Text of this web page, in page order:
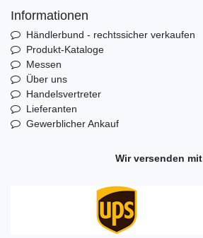
Informationen
Händlerbund - rechtssicher verkaufen
Produkt-Kataloge
Messen
Über uns
Handelsvertreter
Lieferanten
Gewerblicher Ankauf
Wir versenden mit